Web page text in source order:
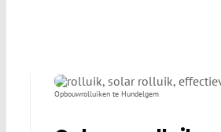
Opbouwrolluiken te Hundelgem